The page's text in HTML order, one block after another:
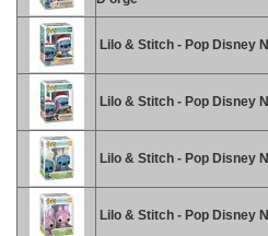
Lilo & Stitch - Pop Disney
Lilo & Stitch - Pop Disney
Lilo & Stitch - Pop Disney
Lilo & Stitch - Pop Disney